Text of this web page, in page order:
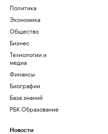
Политика
Экономика
Общество
Бизнес
Технологии и
медиа
Финансы
Биографии
База знаний
РБК Образование
Новости